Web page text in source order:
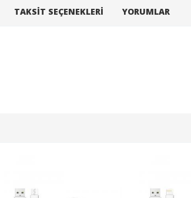
TAKSIT SEÇENEKLERI YORUMLAR